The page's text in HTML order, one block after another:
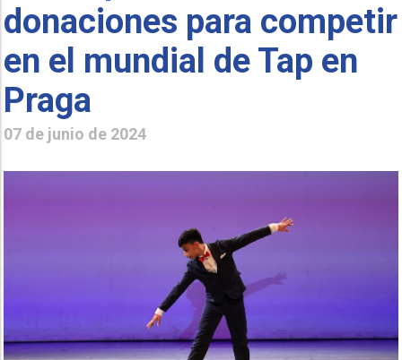
donaciones para competir
en el mundial de Tap en
Praga
07 de junio de 2024